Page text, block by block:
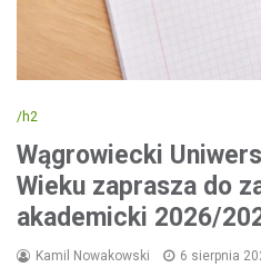
/h2
Wągrowiecki
Wieku zaprasza do
akademicki 2026/
Kamil Nowakowski 6 sierpnia